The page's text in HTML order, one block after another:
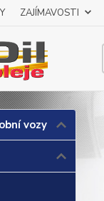
ZAJÍMAVOSTI
vozy